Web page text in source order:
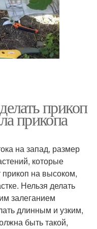
прикоп
прикопа
на запад, размер
которые
на высоком,
Нельзя делать
залеганием
длинным и узким,
быть такой,